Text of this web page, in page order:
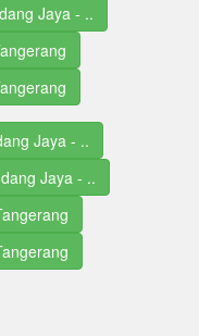
Jaya - ..
Jaya - ..
Jaya - ..